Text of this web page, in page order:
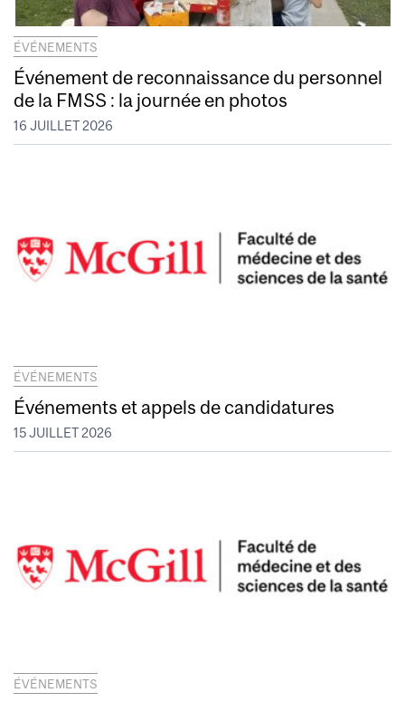
ÉVÉNEMENTS
Événement de reconnaissance du personnel
de la FMSS : la journée en photos
16 JUILLET 2026
ÉVÉNEMENTS
Événements et appels de candidatures
15 JUILLET 2026
ÉVÉNEMENTS